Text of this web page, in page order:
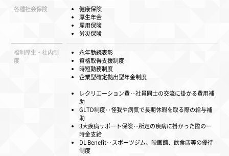
各種社会保険
健康保険
厚生年金
雇用保険
労災保険
福利厚生・社内制
度
永年勤続表彰
資格取得支援制度
時短勤務制度
企業型確定拠出型年金制度
レクリエーション費‥社員同士の交流に掛かる費用補
助
GLTD制度‥怪我や病気で長期休暇を取る際の給与補
助
3大疾病サポート保険‥所定の疾病に掛かった際の一
時金支給
DL Benefit‥スポーツジム、映画館、飲食店等の優待
制度